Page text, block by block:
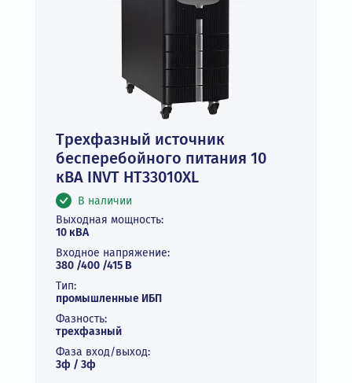
Трехфазный источник
бесперебойного питания 10
кВА INVT HT33010XL
В наличии
Выходная мощность:
10 кВА
Входное напряжение:
380 /400 /415 В
Тип:
промышленные ИБП
Фазность:
трехфазный
Фаза вход/выход:
3ф / 3ф